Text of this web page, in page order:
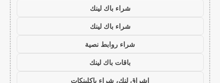
شراء باك لينك
شراء باك لينك
شراء روابط نصية
باقات باك لينك
اشراق لنك، شراء باكلينكات